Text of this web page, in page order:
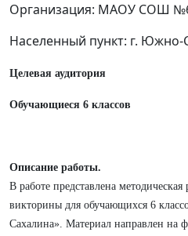
Организация: МАОУ СОШ
Населенный пункт: г. Южно-
Целевая аудитория
Обучающиеся 6 классов
Описание работы.
В работе представлена методическая
викторины для обучающихся 6
Сахалина». Материал направлен на